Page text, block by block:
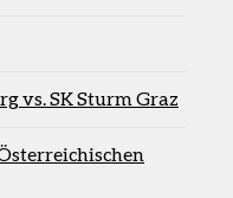
vs. SK Sturm Graz